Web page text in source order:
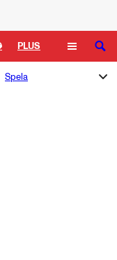
PLUS SÖK
Spela